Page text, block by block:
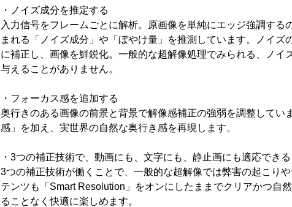
・ノイズ成分を推定する
入力信号をフレームごとに解析。原画像を単純にエッジ強調する
まれる「ノイズ成分」や「ぼやけ量」を推測しています。ノイズ
に補正し、画像を鮮鋭化。一般的な超解像処理でみられる、ノイ
与えることがありません。
・フォーカス感を追加する
奥行きのある画像の前景と背景で解像感補正の強弱を調整してい
感」を加え、実世界の自然な奥行き感を再現します。
・3つの補正技術で、動画にも、文字にも、静止画にも適応できる
3つの補正技術が働くことで、一般的な超解像では弊害の起こり
テンツも「Smart Resolution」をオンにしたままでクリアかつ自
ることなく快適に楽しめます。